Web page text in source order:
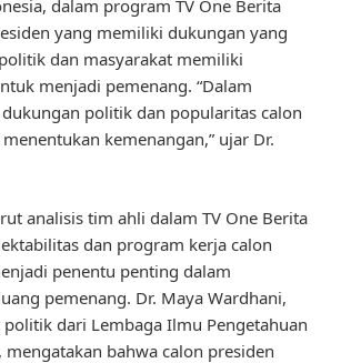
dalam program TV One Berita
yang memiliki dukungan yang
dan masyarakat memiliki
menjadi pemenang. “Dalam
politik dan popularitas calon
kemenangan,” ujar Dr.
analisis tim ahli dalam TV One Berita
dan program kerja calon
penentu penting dalam
pemenang. Dr. Maya Wardhani,
dari Lembaga Ilmu Pengetahuan
mengatakan bahwa calon presiden